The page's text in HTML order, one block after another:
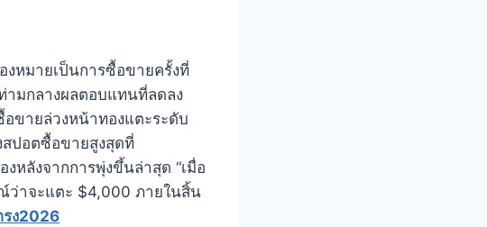
งหมายเป็นการซื้อขายครั้งที่
มกลางผลตอบแทนที่ลดลง
ขายล่วงหน้าทองแตะระดับ
ปอตซื้อขายสูงสุดที่
หลังจากการพุ่งขึ้นล่าสุด “เมื่อ
ว่าจะแตะ $4,000 ภายในสิ้น
รง2026